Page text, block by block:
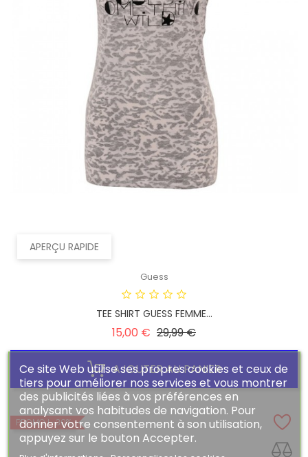
Ce site Web utilise ses propres cookies et ceux de
tiers pour améliorer nos services et vous montrer
des publicités liées à vos préférences en
analysant vos habitudes de navigation. Pour
donner votre consentement à son utilisation,
appuyez sur le bouton Accepter.
APERÇU RAPIDE
Guess
TEE SHIRT GUESS FEMME...
15,00 € Prix
29,99 €Prix
AJOUTER AU PANIER
PROMO !-30%